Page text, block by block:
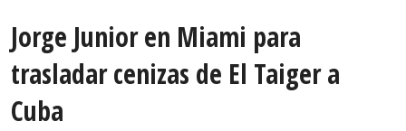
Jorge Junior en Miami para
trasladar cenizas de El Taiger a
Cuba